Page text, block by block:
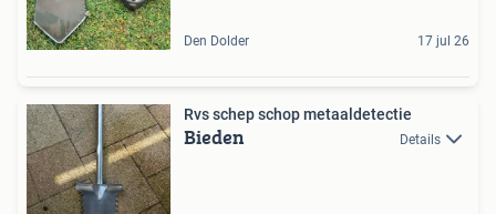
Den Dolder 17 jul 26
Rvs schep schop metaaldetectie
Bieden Details